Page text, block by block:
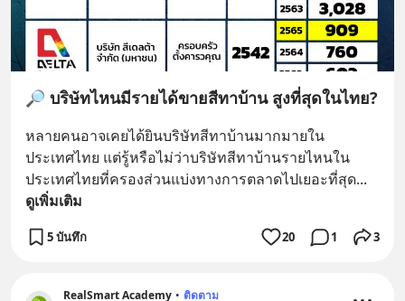
🔎 บริษัทไหนมีรายได้ขายสีทาบ้าน สูงที่สุดในไทย?
หลายคนอาจเคยได้ยินบริษัทสีทาบ้านมากมายใน
ประเทศไทย แต่รู้หรือไม่ว่าบริษัทสีทาบ้านรายไหนใน
ประเทศไทยที่ครองส่วนแบ่งทางการตลาดไปเยอะที่สุด...
ดูเพิ่มเติม
5 บันทึก 20 1 3
RealSmart Academy • ติดตาม